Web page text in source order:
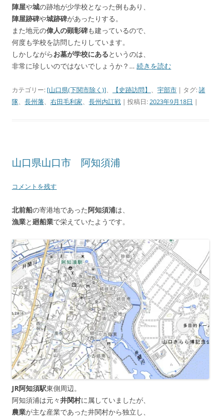
陣屋や城の跡地が少学校となった例もあり、
陣屋跡碑や城跡碑があったりする。
また地元の偉人の顕彰碑も建っているので、
何度も学校を訪問したりしています。
しかしながらお墓が学校にあるというのは、
非常に珍しいのではないでしょうか？… 続きを読む
カテゴリー: [山口県(下関市除く)] 【史跡訪問】 宇部市 | タグ:諸
隊
長州藩 右田毛利家 長州内訌戦 | 投稿日: 2023年9月18日 |
山口県山口市 阿知須浦
コメントを残す
北前船の寄港地であった阿知須浦は、
漁業と廻船業で栄えていたようです。
JR阿知須駅東側周辺。
阿知須浦は元々井関村に属していましたが、
農業が主な産業であった井関村から独立し、